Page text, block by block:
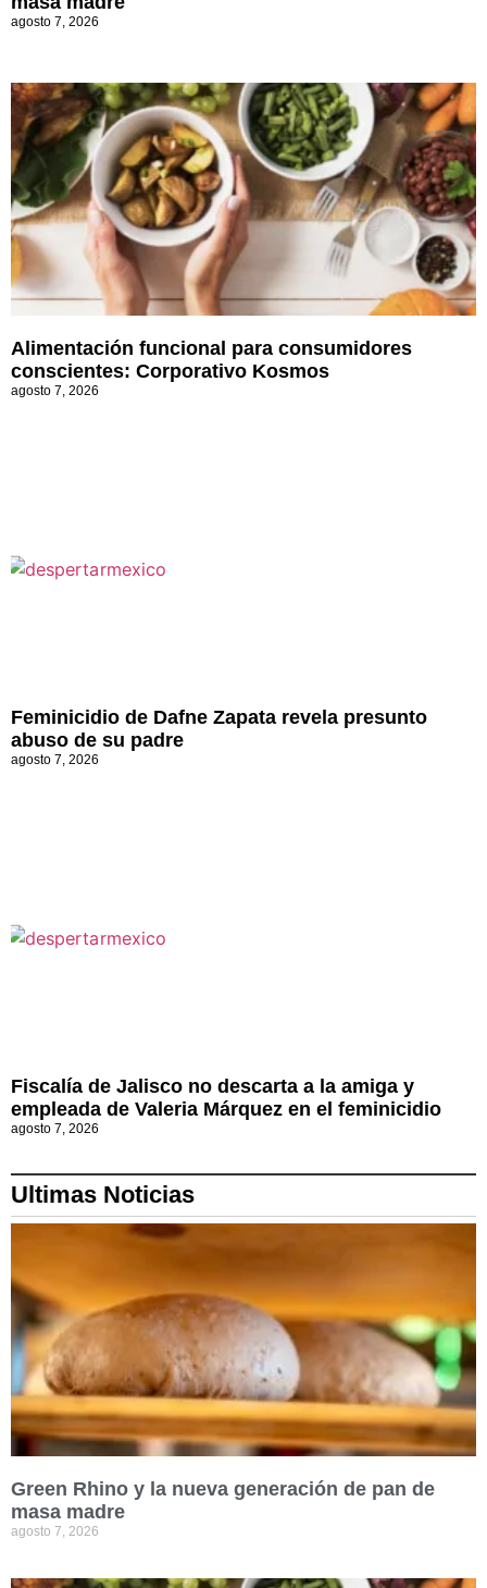
agosto 7, 2026
Alimentación funcional para consumidores
conscientes: Corporativo Kosmos
agosto 7, 2026
Feminicidio de Dafne Zapata revela presunto
abuso de su padre
agosto 7, 2026
Fiscalía de Jalisco no descarta a la amiga y
empleada de Valeria Márquez en el feminicidio
agosto 7, 2026
Ultimas Noticias
Green Rhino y la nueva generación de pan de
masa madre
agosto 7, 2026